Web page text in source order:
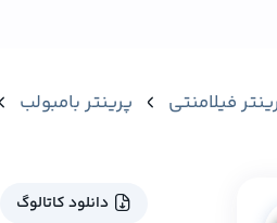
فیلامنتی
پرینتر بامبولب
دانلود کاتالوگ